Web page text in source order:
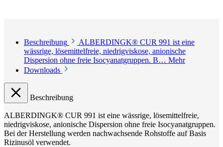
Beschreibung
ALBERDINGK® CUR 991 ist eine
wässrige, lösemittelfreie, niedrigviskose, anionische
Dispersion ohne freie Isocyanatgruppen. B… Mehr
Downloads
Beschreibung
ALBERDINGK® CUR 991 ist eine wässrige, lösemittelfreie,
niedrigviskose, anionische Dispersion ohne freie Isocyanatgruppen.
Bei der Herstellung werden nachwachsende Rohstoffe auf Basis
Rizinusöl verwendet.